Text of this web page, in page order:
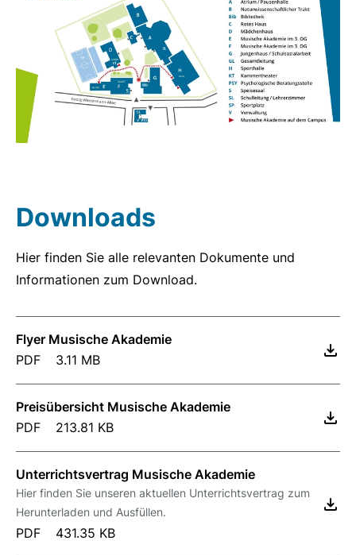
Downloads
Hier finden Sie alle relevanten Dokumente und
Informationen zum Download.
Flyer Musische Akademie
PDF
3.11 MB
Preisübersicht Musische Akademie
PDF
213.81 KB
Unterrichtsvertrag Musische Akademie
Hier finden Sie unseren aktuellen Unterrichtsvertrag zum
Herunterladen und Ausfüllen.
PDF 431.35 KB